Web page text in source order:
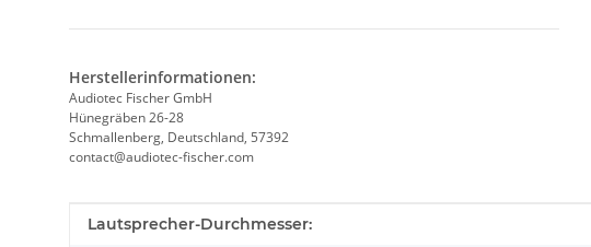
Herstellerinformationen:
Audiotec Fischer GmbH
Hünegräben 26-28
Schmallenberg, Deutschland, 57392
contact@audiotec-fischer.com
Produkteigenschaft
Wert
Lautsprecher-Durchmesser: